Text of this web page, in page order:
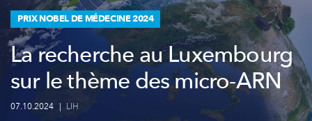
PRIX NOBEL DE MÉDECINE 2024
La recherche au Luxembourg
sur le thème des micro-ARN
07.10.2024 | LIH